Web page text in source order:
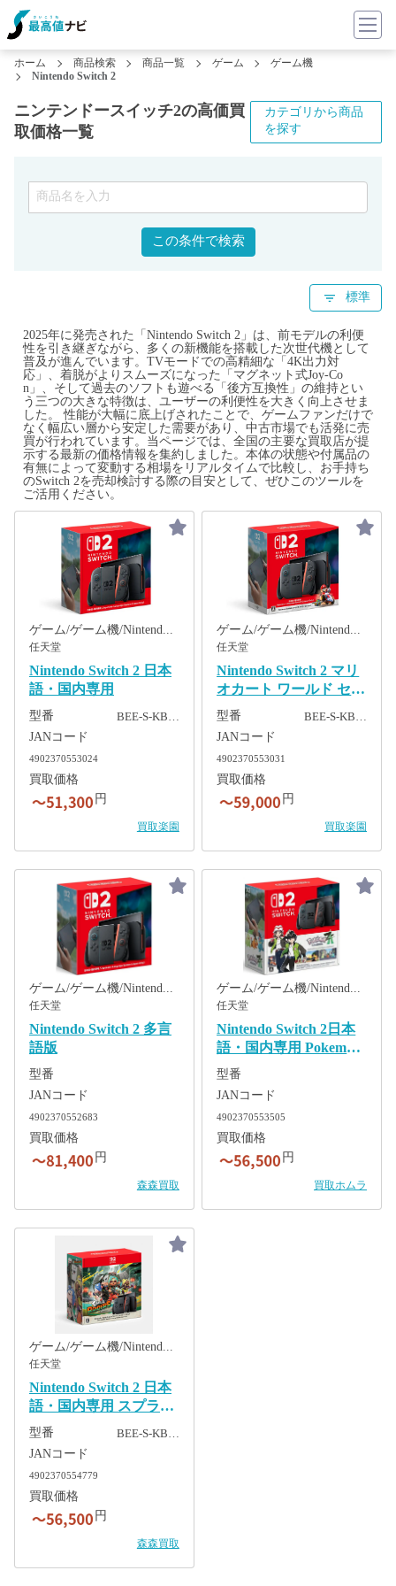
ホーム 商品検索 商品一覧 ゲーム
ゲーム機
Nintendo Switch 2
ニンテンドースイッチ2の高価買
取価格一覧
カテゴリから商品
を探す
この条件で検索
標準
2025年に発売された「Nintendo Switch 2」は、前モデルの利便
性を引き継ぎながら、多くの新機能を搭載した次世代機として
普及が進んでいます。TVモードでの高精細な「4K出力対
応」、着脱がよりスムーズになった「マグネット式Joy-Co
n」、そして過去のソフトも遊べる「後方互換性」の維持とい
う三つの大きな特徴は、ユーザーの利便性を大きく向上させま
した。 性能が大幅に底上げされたことで、ゲームファンだけで
なく幅広い層から安定した需要があり、中古市場でも活発に売
買が行われています。当ページでは、全国の主要な買取店が提
示する最新の価格情報を集約しました。本体の状態や付属品の
有無によって変動する相場をリアルタイムで比較し、お手持ち
のSwitch 2を売却検討する際の目安として、ぜひこのツールを
ご活用ください。
ゲーム/ゲーム機/Nintendo Switch 2
任天堂
Nintendo Switch 2 日本
語・国内専用
型番 BEE-S-KB…
JANコード
4902370553024
買取価格
円
買取楽園
ゲーム/ゲーム機/Nintendo Switch 2
任天堂
Nintendo Switch 2 マリ
オカート ワールド セッ
ト ​(日本語・国内専用)​
型番 BEE-S-KB…
JANコード
4902370553031
買取価格
円
買取楽園
ゲーム/ゲーム機/Nintendo Switch 2
任天堂
Nintendo Switch 2 多言
語版
型番
JANコード
4902370552683
買取価格
円
森森買取
ゲーム/ゲーム機/Nintendo Switch 2
任天堂
Nintendo Switch 2日本
語・国内専用 Pokemon
LEGENDS Z-A
Edition セット
型番
JANコード
4902370553505
買取価格
円
買取ホムラ
ゲーム/ゲーム機/Nintendo Switch 2
任天堂
Nintendo Switch 2 日本
語・国内専用 スプラト
ゥーン レイダース セッ
型番 BEE-S-KB…
JANコード
4902370554779
買取価格
円
森森買取